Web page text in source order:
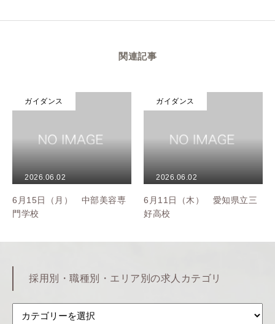
Home
関連記事
ガイダンス
6月15日（月） 中部美容専
門学校
2026.06.02
ガイダンス
6月11日（木） 愛知県立三
好高校
2026.06.02
採用別・職種別・エリア別の求人カテゴリ